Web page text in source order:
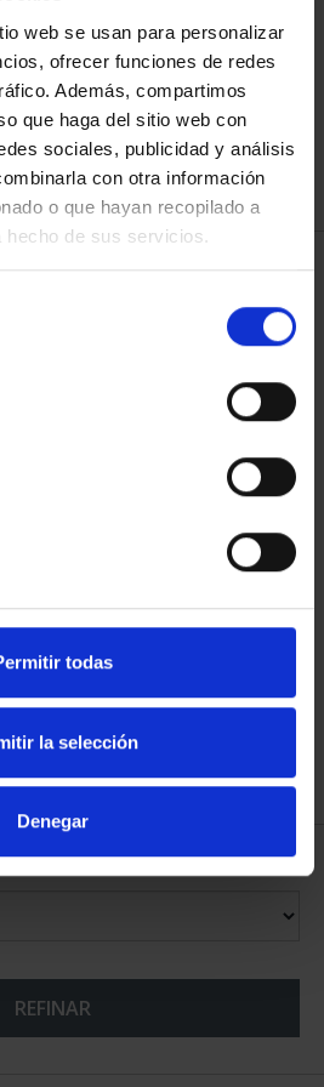
web se usan para personalizar
ofrecer funciones de redes
Además, compartimos
que haga del sitio web con
sociales, publicidad y análisis
con otra información
o que hayan recopilado a
hecho de sus servicios.
todas
la selección
Denegar
REFINAR